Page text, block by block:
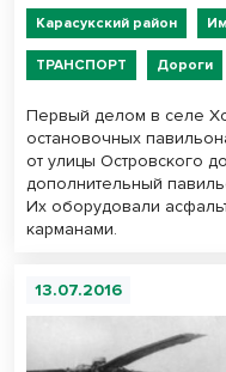
Карасукский район
ТРАНСПОРТ Дороги
Первый делом в селе
остановочных
от улицы Островского
дополнительный
Их оборудовали
карманами.
13.07.2016